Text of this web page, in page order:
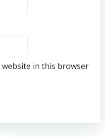
website in this browser